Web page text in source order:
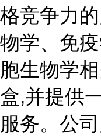
格竞争力
物学、免
胞生物学
盒,并提供
服务。公